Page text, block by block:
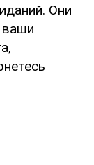
Они
ваши